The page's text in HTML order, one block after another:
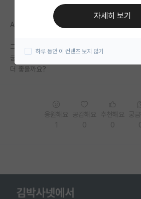
미국 대학원 합격 후기 게시판
대학원 합격 후기 게시판
연구실(PI) 홍보 게시판
임용 후기 게시판
PI 전용 게시판
AI분야 이며, 현재 yk랩 학부인턴 중이고, 연구
그런데 석사 간판 하나만 보고 skp 랩실을 진학
궁금합니다. 환경이 조금 떨어질 수는 있어도
더 좋을까요?
자세히 보기
하루 동안 이 컨텐츠 보지 않기